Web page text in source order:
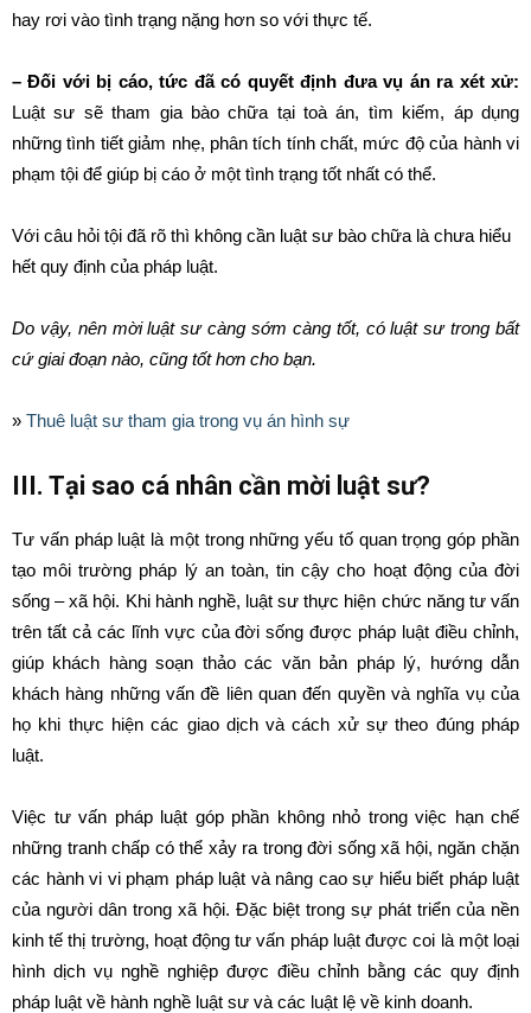
hay rơi vào tình trạng nặng hơn so với thực tế.
– Đối với bị cáo, tức đã có quyết định đưa vụ án ra xét xử:
Luật sư sẽ tham gia bào chữa tại toà án, tìm kiếm, áp dụng
những tình tiết giảm nhẹ, phân tích tính chất, mức độ của hành vi
phạm tội để giúp bị cáo ở một tình trạng tốt nhất có thể.
Với câu hỏi tội đã rõ thì không cần luật sư bào chữa là chưa hiểu
hết quy định của pháp luật.
Do vậy, nên mời luật sư càng sớm càng tốt, có luật sư trong bất
cứ giai đoạn nào, cũng tốt hơn cho bạn.
» Thuê luật sư tham gia trong vụ án hình sự
III. Tại sao cá nhân cần mời luật sư?
Tư vấn pháp luật là một trong những yếu tố quan trọng góp phần
tạo môi trường pháp lý an toàn, tin cậy cho hoạt động của đời
sống – xã hội. Khi hành nghề, luật sư thực hiện chức năng tư vấn
trên tất cả các lĩnh vực của đời sống được pháp luật điều chỉnh,
giúp khách hàng soạn thảo các văn bản pháp lý, hướng dẫn
khách hàng những vấn đề liên quan đến quyền và nghĩa vụ của
họ khi thực hiện các giao dịch và cách xử sự theo đúng pháp
luật.
Việc tư vấn pháp luật góp phần không nhỏ trong việc hạn chế
những tranh chấp có thể xảy ra trong đời sống xã hội, ngăn chặn
các hành vi vi phạm pháp luật và nâng cao sự hiểu biết pháp luật
của người dân trong xã hội. Đặc biệt trong sự phát triển của nền
kinh tế thị trường, hoạt động tư vấn pháp luật được coi là một loại
hình dịch vụ nghề nghiệp được điều chỉnh bằng các quy định
pháp luật về hành nghề luật sư và các luật lệ về kinh doanh.